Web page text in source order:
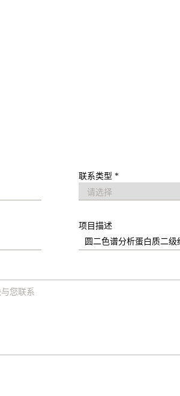
联系类型 *
项目描述